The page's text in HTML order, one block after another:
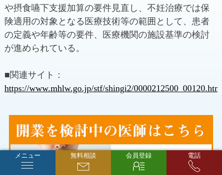
や摂食嚥下支援加算の要件見直し、不妊治療では保
険適用の対象となる医療技術等の範囲として、患者
の定義や年齢等の要件、医療機関の施設基準の検討
が進められている。
■関連サイト：
https://www.mhlw.go.jp/stf/shingi2/
メニュー 無料相談 会員登録 電話